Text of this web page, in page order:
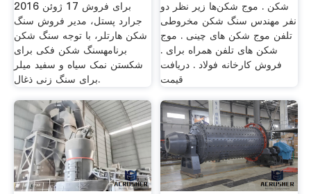
برای فروش 17 ژوئن 2016
جرارد پستل، مدیر فروش سنگ
شکن هارتلر، با توجه سنگ شکن
برنامهسنگ شکن فکی برای
شکستن نمک سیاه و سفید میلر
برای سنگ زنی ذغال.
شکن . موج شکن‌ها زیر نظر دو
نفر مهندس سنگ شکن مخروطی
تلفن موج شکن های چینی . موج
شکن های تلفن همراه برای .
فروش کارخانه فولاد . دریافت
قیمت